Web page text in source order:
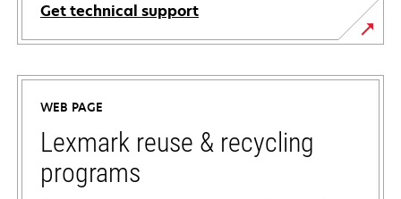
Get technical support
opens
in
new
tab
WEB PAGE
Lexmark reuse & recycling
programs